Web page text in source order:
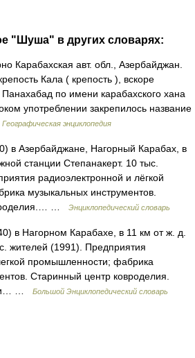
"Шуша" в других словарях:
Карабахская авт. обл., Азербайджан.
Кала ( крепость ), вскоре
по имени карабахского хана
употреблении закрепилось название
Географическая энциклопедия
в Азербайджане, Нагорный Карабах, в
станции Степанакерт. 10 тыс.
радиоэлектронной и лёгкой
музыкальных инструментов.
…
Энциклопедический словарь
в Нагорном Карабахе, в 11 км от ж. д.
жителей (1991). Предприятия
промышленности; фабрика
Старинный центр ковроделия.
и… …
Большой Энциклопедический словарь